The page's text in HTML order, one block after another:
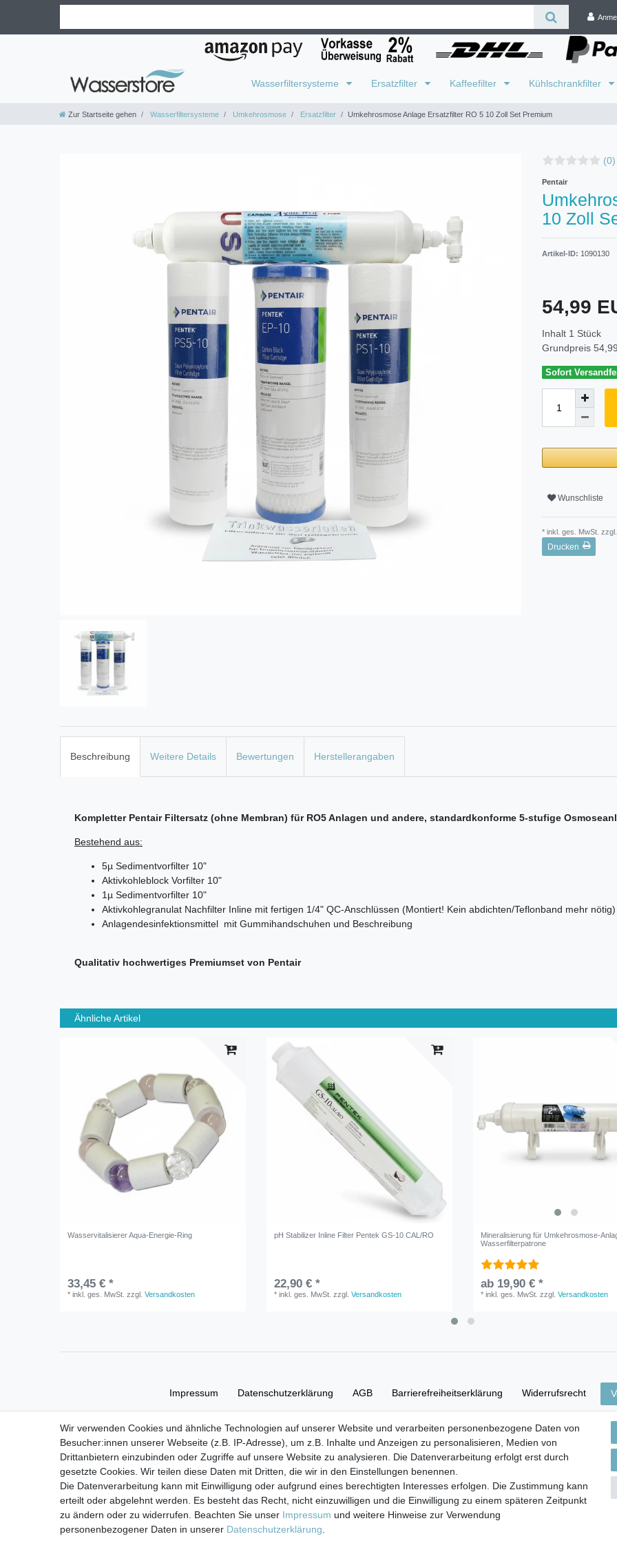
Wasserfiltersysteme Ersatzfilter Kaffeefilter Kühlschrankfilter
Zur Startseite gehen Wasserfiltersysteme Umkehrosmose Ersatzfilter Umkehrosmose Anlage Ersatzfilter RO 5 10 Zoll Set Premium
(0)
Pentair
10 Zoll
Artikel-ID: 1090130
54,99
Inhalt 1 Stück
Grundpreis
Sofort
Wunschliste
* inkl. ges. MwSt. zzgl.
Drucken
Beschreibung Weitere Details Bewertungen Herstellerangaben
Kompletter Pentair Filtersatz (ohne Membran) für RO5 Anlagen und andere, standardkonforme 5-stufige
Bestehend aus:
5µ Sedimentvorfilter 10"
Aktivkohleblock Vorfilter 10"
1µ Sedimentvorfilter 10"
Aktivkohlegranulat Nachfilter Inline mit fertigen 1/4" QC-Anschlüssen (Montiert! Kein abdichten/Teflonband mehr nötig)
Anlagendesinfektionsmittel mit Gummihandschuhen und Beschreibung
Qualitativ hochwertiges Premiumset von Pentair
Ähnliche Artikel
Wasservitalisierer Aqua-Energie-Ring
33,45 € *
*inkl. ges. MwSt. zzgl.Versandkosten
pH Stabilizer Inline Filter Pentek GS-10 CAL/RO
22,90 € *
*inkl. ges. MwSt. zzgl.Versandkosten
Mineralisierung für Umkehrosmose-
Wasserfilterpatrone
ab 19,90 € *
*inkl. ges. MwSt. zzgl.Versandkosten
Impressum Daten­schutz­erklärung AGB Barrierefreiheitserklärung Widerrufs­recht
Versand- & Zahlungsbedingungen
© Copyright 2026 | Alle Rechte vorbehalten.
Wir verwenden Cookies und ähnliche Technologien auf unserer Website und verarbeiten personenbezogene Daten von
Besucher:innen unserer Webseite (z.B. IP-Adresse), um z.B. Inhalte und Anzeigen zu personalisieren, Medien von
Drittanbietern einzubinden oder Zugriffe auf unsere Website zu analysieren. Die Datenverarbeitung erfolgt erst durch
gesetzte Cookies. Wir teilen diese Daten mit Dritten, die wir in den Einstellungen benennen.
Die Datenverarbeitung kann mit Einwilligung oder aufgrund eines berechtigten Interesses erfolgen. Die Zustimmung kann
erteilt oder abgelehnt werden. Es besteht das Recht, nicht einzuwilligen und die Einwilligung zu einem späteren Zeitpunkt
zu ändern oder zu widerrufen. Beachten Sie unser Impressum und weitere Hinweise zur Verwendung
personenbezogener Daten in unserer Daten­schutz­erklärung